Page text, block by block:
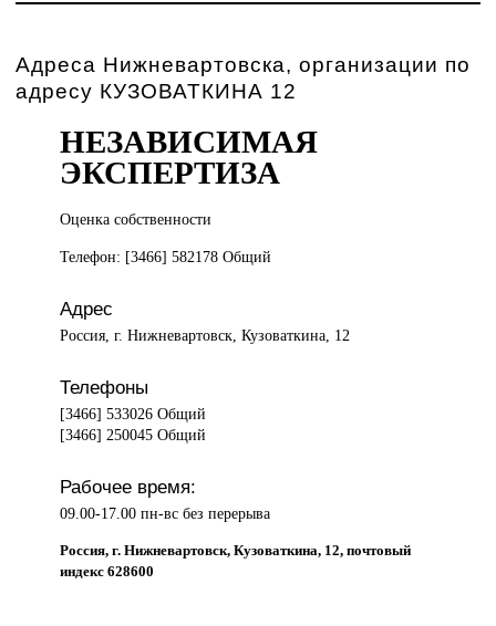
Адреса Нижневартовска, организации по
адресу КУЗОВАТКИНА 12
НЕЗАВИСИМАЯ
ЭКСПЕРТИЗА
Оценка собственности
Телефон: [3466] 582178 Общий
Адрес
Россия, г. Нижневартовск, Кузоваткина, 12
Телефоны
[3466] 533026 Общий
[3466] 250045 Общий
Рабочее время:
09.00-17.00 пн-вс без перерыва
Россия, г. Нижневартовск, Кузоваткина, 12, почтовый
индекс 628600